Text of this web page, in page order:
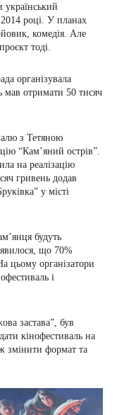
український
році. У планах
комедія. Але
тоді.
організувала
мав отримати 50 тисяч
з Тетяною
“Кам’яний острів”.
на реалізацію
гривень додав
у місті
будуть
що 70%
цьому організатори
і
застава”, був
кінофестиваль на
змінити формат та